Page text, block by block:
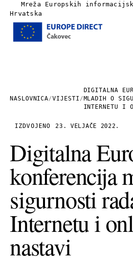
Mreža Europskih
Hrvatska
Linkovi
Kontakt
+385 (0)40 374 016
NASLOVNICA/VIJESTI /
DIGITALNA
MLADIH O
INTERNETU I
IZDVOJENO 23. VELJAČE 2022.
Digitalna
konferencija
sigurnosti
Internetu i
nastavi